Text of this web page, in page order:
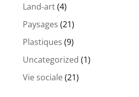
Land-art(4)
Paysages (21)
Plastiques (9)
Uncategorized (1)
Vie sociale(21)